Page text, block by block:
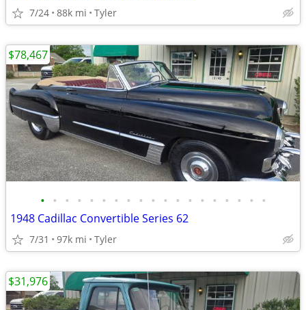
7/24 88k mi Tyler
• • • • • • • • • • • • • • • • • • •
1948 Cadillac Convertible Series 62
7/31 97k mi Tyler
$78,467
$31,976